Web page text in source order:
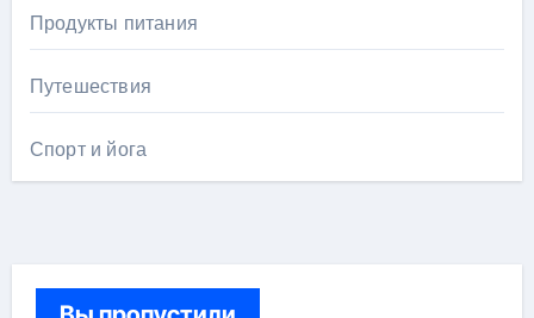
Продукты питания
Путешествия
Спорт и йога